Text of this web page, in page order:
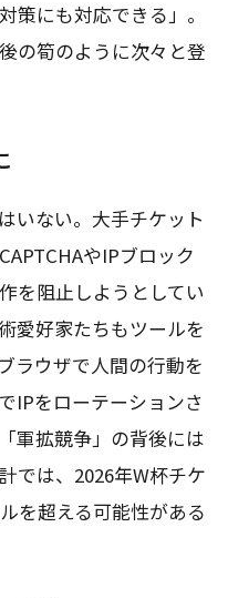
策にも対応できる」。
の筍のように次々と登
いない。大手チケット
やIPブロック
を阻止しようとしてい
愛好家たちもツールを
ラウザで人間の行動を
IPをローテーションさ
軍拡競争」の背後には
は、2026年W杯チケ
を超える可能性がある